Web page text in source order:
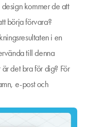
kommer de att
börja förvara?
i en
till denna
det bra för dig? För
e-post och